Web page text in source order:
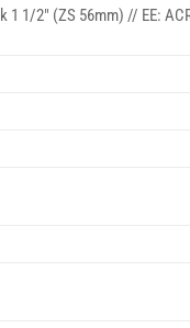
1/2″ (ZS 56mm) // EE: